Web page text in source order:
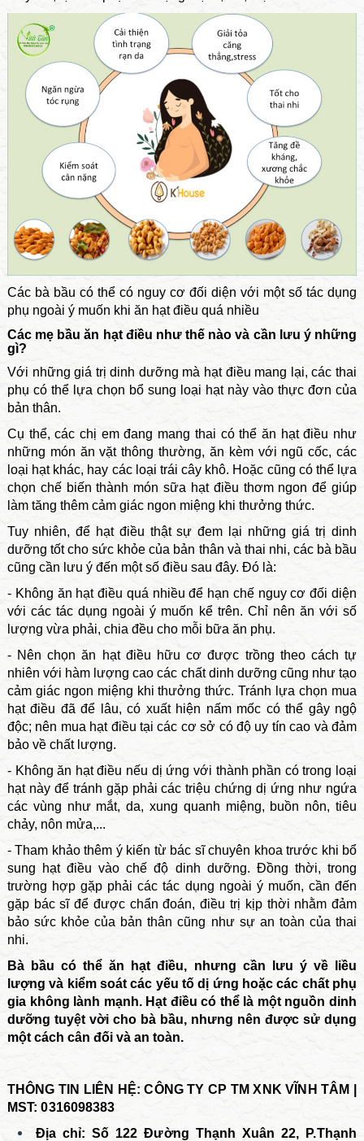
Các bà bầu có thể có nguy cơ đối diện với một số tác dụng
phụ ngoài ý muốn khi ăn hạt điều quá nhiều
Các mẹ bầu ăn hạt điều như thế nào và cần lưu ý những
gì?
Với những giá trị dinh dưỡng mà hạt điều mang lại, các thai
phụ có thể lựa chọn bổ sung loại hạt này vào thực đơn của
bản thân.
Cụ thể, các chị em đang mang thai có thể ăn hạt điều như
những món ăn vặt thông thường, ăn kèm với ngũ cốc, các
loại hạt khác, hay các loại trái cây khô. Hoặc cũng có thể lựa
chọn chế biến thành món sữa hạt điều thơm ngon để giúp
làm tăng thêm cảm giác ngon miệng khi thưởng thức.
Tuy nhiên, để hạt điều thật sự đem lại những giá trị dinh
dưỡng tốt cho sức khỏe của bản thân và thai nhi, các bà bầu
cũng cần lưu ý đến một số điều sau đây. Đó là:
- Không ăn hạt điều quá nhiều để hạn chế nguy cơ đối diện
với các tác dụng ngoài ý muốn kể trên. Chỉ nên ăn với số
lượng vừa phải, chia đều cho mỗi bữa ăn phụ.
- Nên chọn ăn hạt điều hữu cơ được trồng theo cách tự
nhiên với hàm lượng cao các chất dinh dưỡng cũng như tạo
cảm giác ngon miệng khi thưởng thức. Tránh lựa chọn mua
hạt điều đã để lâu, có xuất hiện nấm mốc có thể gây ngộ
độc; nên mua hạt điều tại các cơ sở có độ uy tín cao và đảm
bảo về chất lượng.
- Không ăn hạt điều nếu dị ứng với thành phần có trong loại
hạt này để tránh gặp phải các triệu chứng dị ứng như ngứa
các vùng như mắt, da, xung quanh miệng, buồn nôn, tiêu
chảy, nôn mửa,...
- Tham khảo thêm ý kiến từ bác sĩ chuyên khoa trước khi bổ
sung hạt điều vào chế độ dinh dưỡng. Đồng thời, trong
trường hợp gặp phải các tác dụng ngoài ý muốn, cần đến
gặp bác sĩ để được chẩn đoán, điều trị kịp thời nhằm đảm
bảo sức khỏe của bản thân cũng như sự an toàn của thai
nhi.
Bà bầu có thể ăn hạt điều, nhưng cần lưu ý về liều
lượng và kiểm soát các yếu tố dị ứng hoặc các chất phụ
gia không lành mạnh. Hạt điều có thể là một nguồn dinh
dưỡng tuyệt vời cho bà bầu, nhưng nên được sử dụng
một cách cân đối và an toàn.
THÔNG TIN LIÊN HỆ: CÔNG TY CP TM XNK VĨNH TÂM |
MST: 0316098383
Địa chỉ: Số 122 Đường Thạnh Xuân 22, P.Thạnh